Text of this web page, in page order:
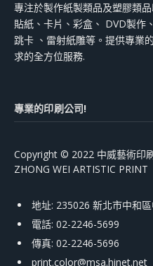
專注於製作紙製類品及塑膠類
貼紙、卡片、彩盒、 DVD製作
跳卡 、雷射紙雕等。提供專業
求的全方位服務.
專業的印刷公司!
Copyright © 2022 中威藝術印
ZHONG WEI ARTISTIC PRINT
地址: 235026 新北市中和
電話: 02-2246-5699
傳真: 02-2246-5696
print.color@msa.hinet.net